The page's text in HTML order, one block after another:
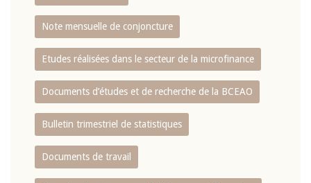
Note mensuelle de conjoncture
Etudes réalisées dans le secteur de la microfinance
Documents d’études et de recherche de la BCEAO
Bulletin trimestriel de statistiques
Documents de travail